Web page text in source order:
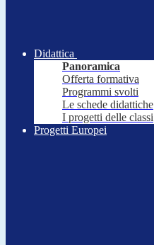
Didattica
Panoramica
Offerta formativa
Programmi svolti
Le schede didattiche
I progetti delle classi
Progetti Europei